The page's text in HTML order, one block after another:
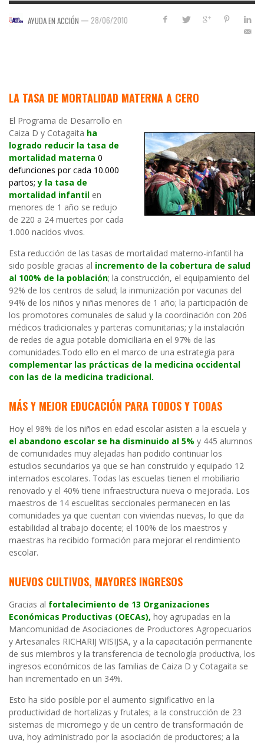
AYUDA EN ACCIÓN — 28/06/2010
LA TASA DE MORTALIDAD MATERNA A CERO
El Programa de Desarrollo en
Caiza D y Cotagaita ha
logrado reducir la tasa de
mortalidad materna 0
defunciones por cada 10.000
partos;y la tasa de
mortalidad infantil en
menores de 1 año se redujo
de 220 a 24 muertes por cada
1.000 nacidos vivos.
Esta reducción de las tasas de mortalidad materno-infantil ha
sido posible gracias al incremento de la cobertura de salud
al 100% de la población; la construcción, el equipamiento del
92% de los centros de salud; la inmunización por vacunas del
94% de los niños y niñas menores de 1 año; la participación de
los promotores comunales de salud y la coordinación con 206
médicos tradicionales y parteras comunitarias; y la instalación
de redes de agua potable domiciliaria en el 97% de las
comunidades.Todo ello en el marco de una estrategia para
complementar las prácticas de la medicina occidental
con las de la medicina tradicional.
MÁS Y MEJOR EDUCACIÓN PARA TODOS Y TODAS
Hoy el 98% de los niños en edad escolar asisten a la escuela y
el abandono escolar se ha disminuido al 5% y 445 alumnos
de comunidades muy alejadas han podido continuar los
estudios secundarios ya que se han construido y equipado 12
internados escolares. Todas las escuelas tienen el mobiliario
renovado y el 40% tiene infraestructura nueva o mejorada. Los
maestros de 14 escuelitas seccionales permanecen en las
comunidades ya que cuentan con viviendas nuevas, lo que da
estabilidad al trabajo docente; el 100% de los maestros y
maestras ha recibido formación para mejorar el rendimiento
escolar.
NUEVOS CULTIVOS, MAYORES INGRESOS
Gracias al fortalecimiento de 13 Organizaciones
Económicas Productivas (OECAs), hoy agrupadas en la
Mancomunidad de Asociaciones de Productores Agropecuarios
y Artesanales RICHARIJ WISIJSA, y a la capacitación permanente
de sus miembros y la transferencia de tecnología productiva, los
ingresos económicos de las familias de Caiza D y Cotagaita se
han incrementado en un 34%.
Esto ha sido posible por el aumento significativo en la
productividad de hortalizas y frutales; a la construcción de 23
sistemas de microrriego y de un centro de transformación de
uva, hoy administrado por la asociación de productores; a la